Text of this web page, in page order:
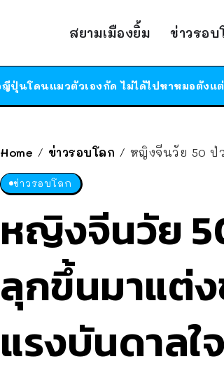
สยามเมืองยิ้ม ข่าวรอบ
Home / ข่าวรอบโลก / หญิงจีนวัย 50 ป่
ข่าวรอบโลก
หญิงจีนวัย
ลุกขึ้นมาแต่
แรงบันดาลใจ